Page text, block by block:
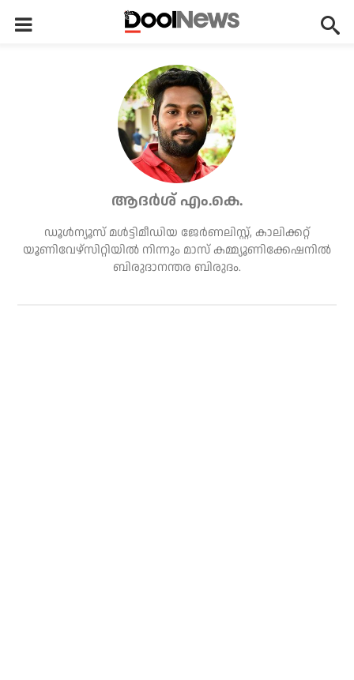
ആദർശ് എം.കെ.
ഡൂള്‍ന്യൂസ് മള്‍ട്ടിമീഡിയ ജേര്‍ണലിസ്റ്റ്, കാലിക്കറ്റ്
യൂണിവേഴ്സിറ്റിയില്‍ നിന്നും മാസ് കമ്മ്യൂണിക്കേഷനില്‍
ബിരുദാനന്തര ബിരുദം.